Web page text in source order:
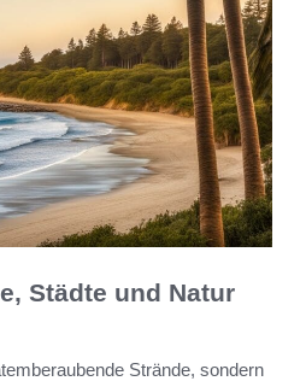
Städte und Natur
Strände, sondern